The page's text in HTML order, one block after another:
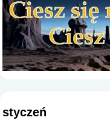
styczeń